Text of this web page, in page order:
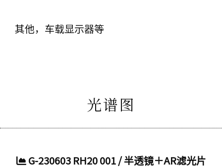
其他，车载显示器等
光谱图
G-230603 RH20 001 / 半透镜＋AR滤光片